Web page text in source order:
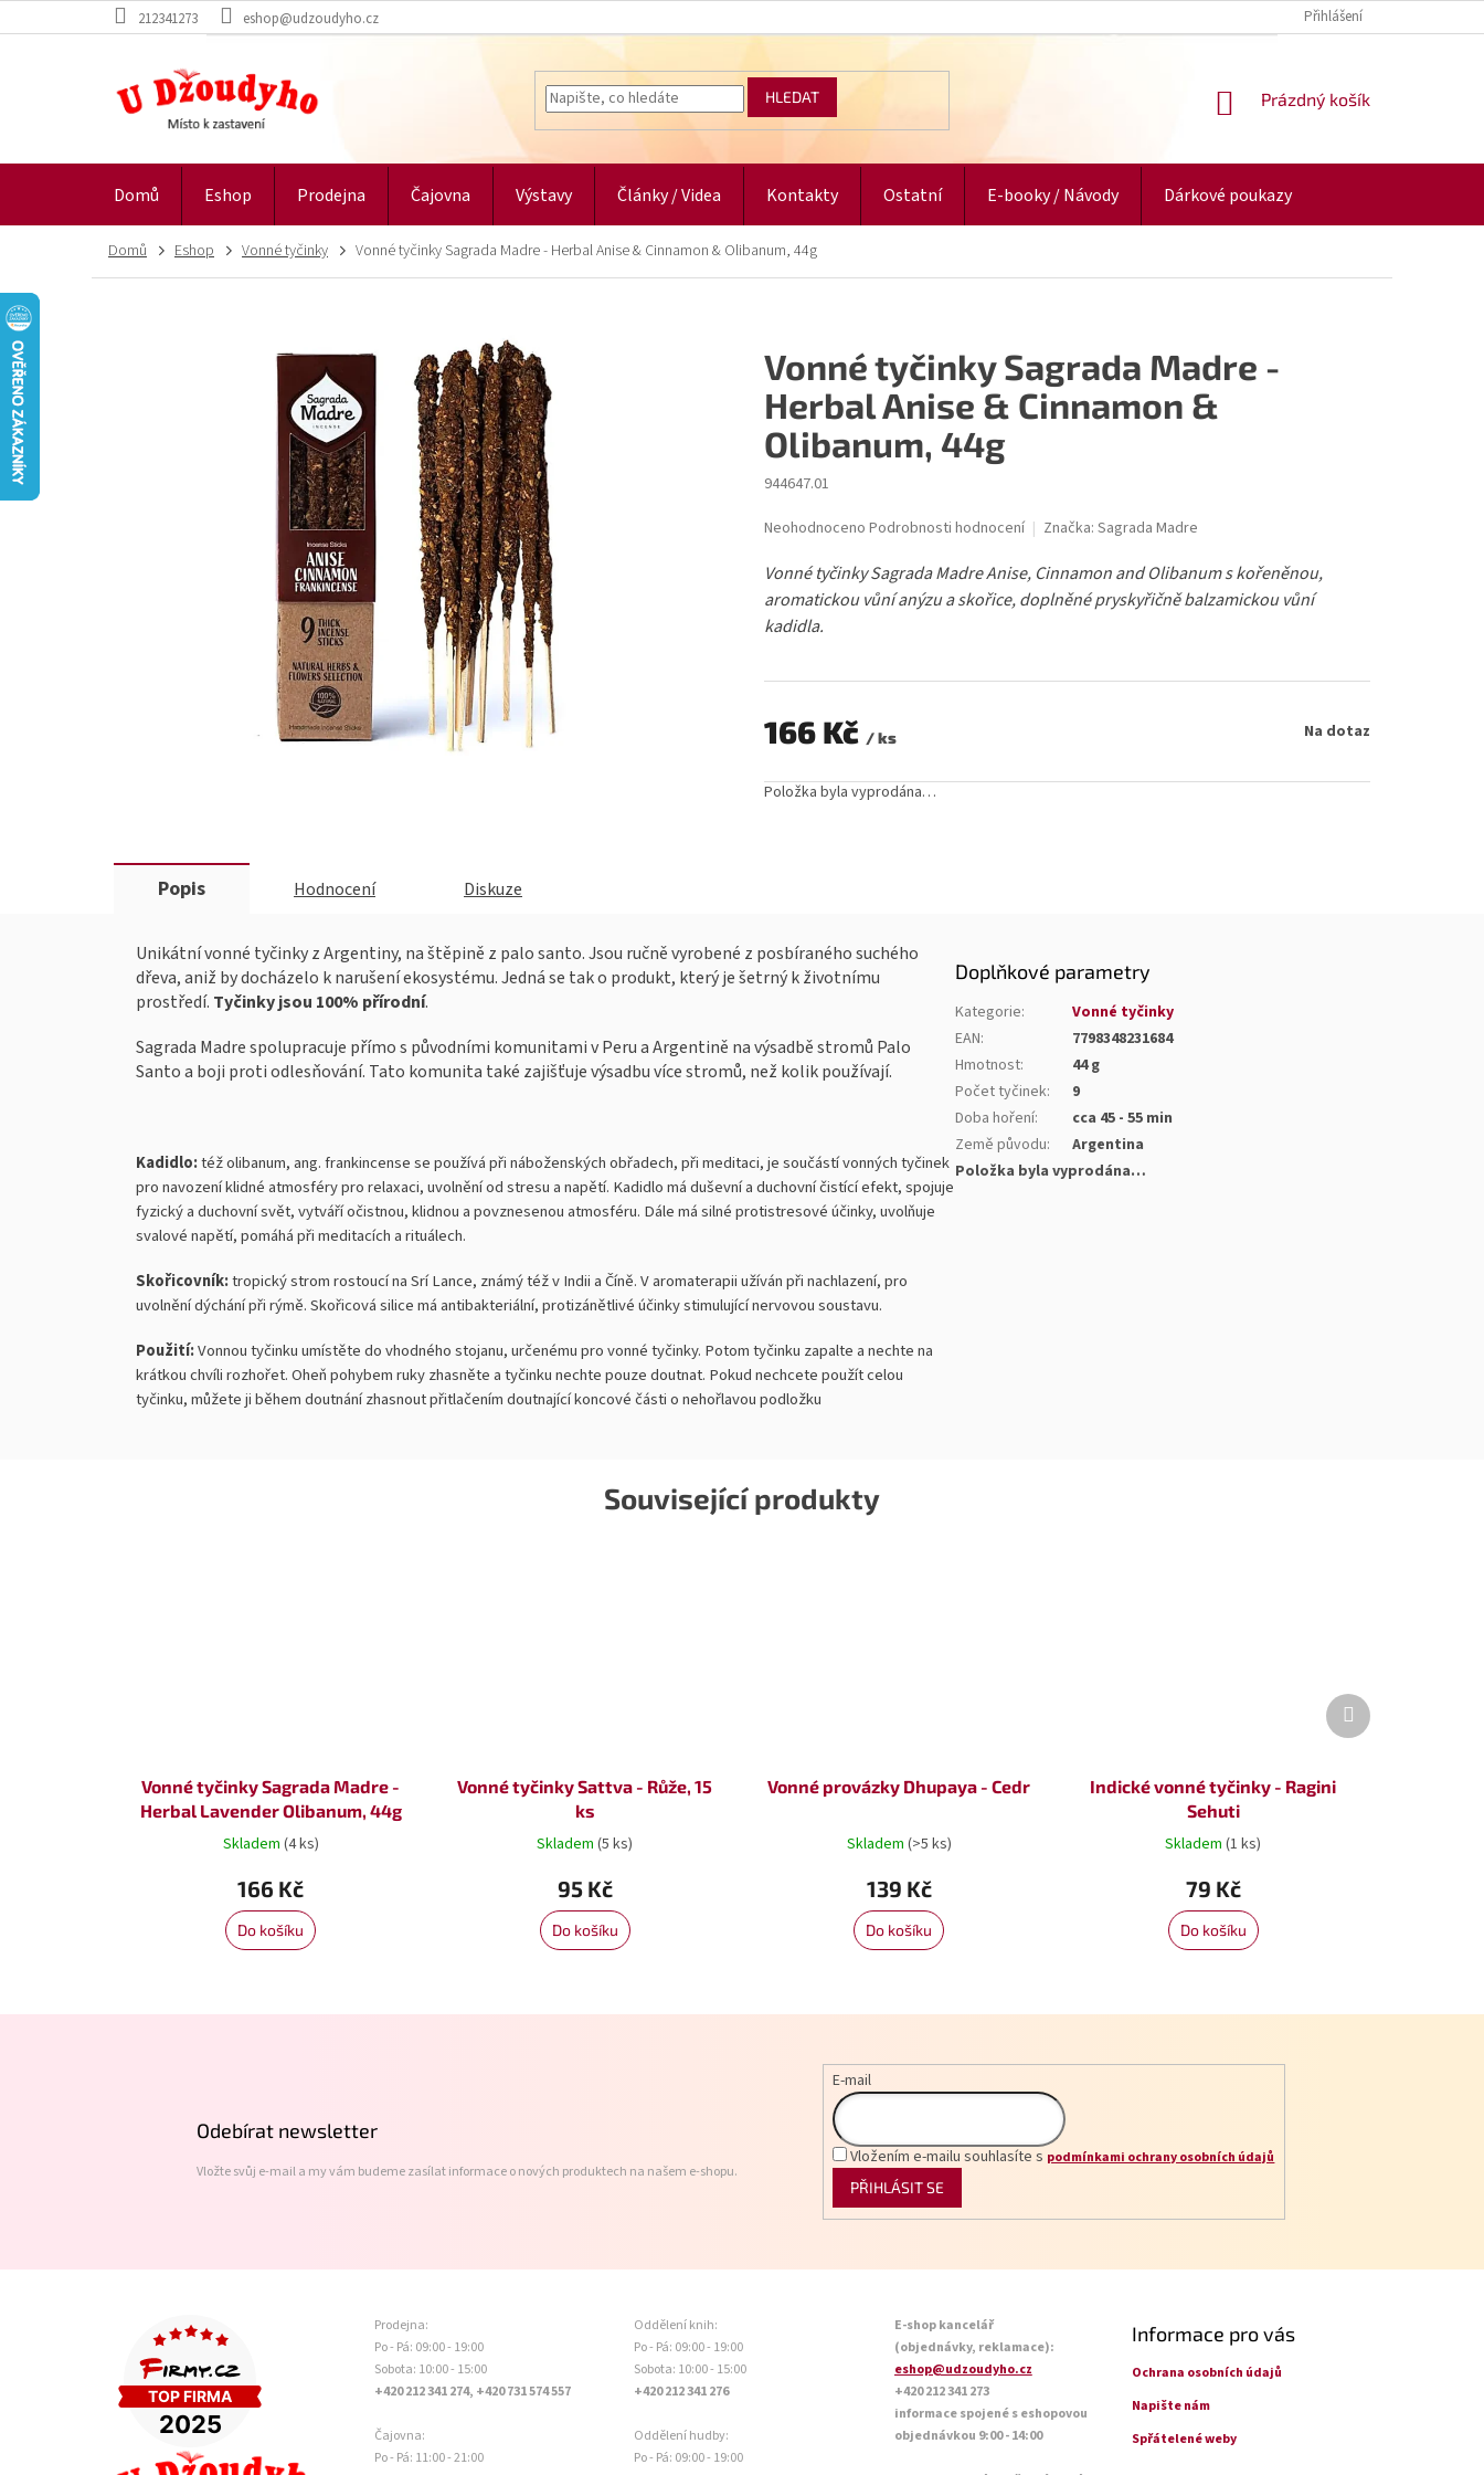
na
212341273 eshop@udzoudyho.cz Přihlášení
HLEDAT
NÁKUPNÍ
Prázdný košík
Domů Eshop Prodejna Čajovna Výstavy Články / Videa Kontakty Ostatní E-booky / Návody Dárkové poukazy
Domů Eshop Vonné tyčinky Vonné tyčinky Sagrada Madre - Herbal Anise & Cinnamon & Olibanum, 44g
Položka byla vyprodána…
Vonné tyčinky Sagrada Madre Anise, Cinnamon and Olibanum s kořeněnou,
aromatickou vůní anýzu a skořice, doplněné pryskyřičně balzamickou vůní
kadidla.
166 Kč / ks
cena:
Na dotaz
Vonné tyčinky Sagrada Madre -
Herbal Anise & Cinnamon &
Olibanum, 44g
944647.01
Průměrné
produktu
0,0
z
Neohodnoceno Podrobnosti hodnocení Značka: Sagrada Madre
Související produkty
Vonné tyčinky Sagrada Madre -
Herbal Lavender Olibanum, 44g
Skladem (4 ks)
166 Kč
Do košíku
Vonné tyčinky Sattva - Růže, 15
ks
Skladem(5 ks)
95 Kč
Do košíku
Vonné provázky Dhupaya - Cedr
Skladem (>5 ks)
139 Kč
Do košíku
Indické vonné tyčinky - Ragini
Sehuti
Skladem(1 ks)
79 Kč
Do košíku
Další
produkt
Popis Hodnocení Diskuze
Unikátní vonné tyčinky z Argentiny, na štěpině z palo santo. Jsou ručně vyrobené z posbíraného suchého
dřeva, aniž by docházelo k narušení ekosystému. Jedná se tak o produkt, který je šetrný k životnímu
prostředí. Tyčinky jsou 100% přírodní.
Sagrada Madre spolupracuje přímo s původními komunitami v Peru a Argentině na výsadbě stromů Palo
Santo a boji proti odlesňování. Tato komunita také zajišťuje výsadbu více stromů, než kolik používají.
Kadidlo:též olibanum, ang. frankincense se používá při náboženských obřadech, při meditaci, je součástí vonných tyčinek
pro navození klidné atmosféry pro relaxaci, uvolnění od stresu a napětí. Kadidlo má duševní a duchovní čistící efekt, spojuje
fyzický a duchovní svět, vytváří očistnou, klidnou a povznesenou atmosféru. Dále má silné protistresové účinky, uvolňuje
svalové napětí, pomáhá při meditacích a rituálech.
Skořicovník:tropický strom rostoucí na Srí Lance, známý též v Indii a Číně. V aromaterapii užíván při nachlazení, pro
uvolnění dýchání při rýmě. Skořicová silice má antibakteriální, protizánětlivé účinky stimulující nervovou soustavu.
Použití:Vonnou tyčinku umístěte do vhodného stojanu, určenému pro vonné tyčinky. Potom tyčinku zapalte a nechte na
krátkou chvíli rozhořet. Oheň pohybem ruky zhasněte a tyčinku nechte pouze doutnat. Pokud nechcete použít celou
tyčinku, můžete ji během doutnání zhasnout přitlačením doutnající koncové části o nehořlavou podložku
Doplňkové parametry
Kategorie:
Vonné tyčinky
EAN:
7798348231684
Hmotnost:
44 g
Počet tyčinek:
9
Doba hoření:
cca 45 - 55 min
Země původu:
Argentina
Položka byla vyprodána…
Odebírat newsletter
Vložte svůj e-mail a my vám budeme zasílat informace o nových produktech na našem e-shopu.
E-mail
Vložením e-mailu souhlasíte s podmínkami ochrany osobních údajů
PŘIHLÁSIT SE
Prodejna:
Po - Pá: 09:00 - 19:00
Sobota: 10:00 - 15:00
+420 212 341 274, +420 731 574 557
Čajovna:
Po - Pá: 11:00 - 21:00
Oddělení knih:
Po - Pá: 09:00 - 19:00
Sobota: 10:00 - 15:00
+420 212 341 276
Oddělení hudby:
Po - Pá: 09:00 - 19:00
E-shop kancelář
(objednávky, reklamace):
eshop@udzoudyho.cz
+420 212 341 273
informace spojené s eshopovou
objednávkou 9:00 - 14:00
Informace pro vás
Ochrana osobních údajů
Napište nám
Spřátelené weby